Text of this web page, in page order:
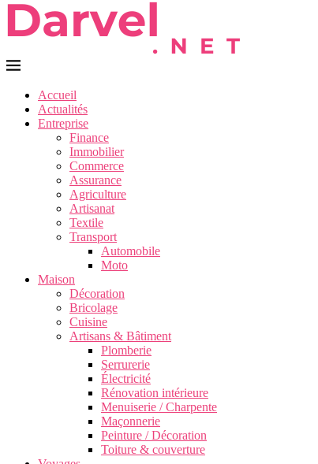
Accueil
Actualités
Entreprise
Finance
Immobilier
Commerce
Assurance
Agriculture
Artisanat
Textile
Transport
Automobile
Moto
Maison
Décoration
Bricolage
Cuisine
Artisans & Bâtiment
Plomberie
Serrurerie
Électricité
Rénovation intérieure
Menuiserie / Charpente
Maçonnerie
Peinture / Décoration
Toiture & couverture